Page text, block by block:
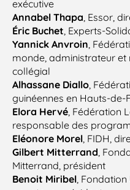
exécutive
Annabel Thapa, Essor,
Éric Buchet, Experts-
Yannick Anvroin,
monde, administrateur
collégial
Alhassane Diallo,
guinéennes en Hauts-de-
Elora Hervé, Fédération
responsable des
Eléonore Morel, FIDH,
Gilbert Mitterrand,
Mitterrand, président
Benoit Miribel,